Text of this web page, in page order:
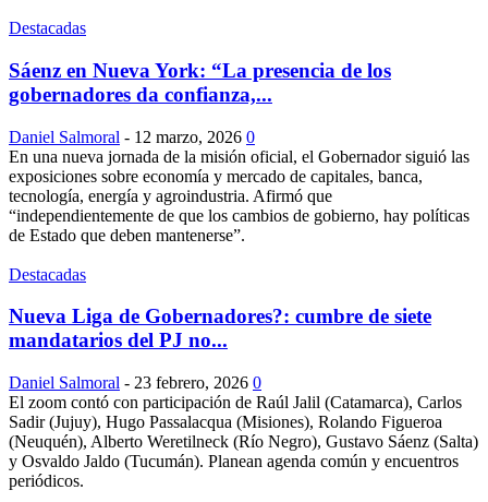
Destacadas
Sáenz en Nueva York: “La presencia de los
gobernadores da confianza,...
Daniel Salmoral - 12 marzo, 2026 0
En una nueva jornada de la misión oficial, el Gobernador siguió las
exposiciones sobre economía y mercado de capitales, banca,
tecnología, energía y agroindustria. Afirmó que
“independientemente de que los cambios de gobierno, hay políticas
de Estado que deben mantenerse”.
Destacadas
Nueva Liga de Gobernadores?: cumbre de siete
mandatarios del PJ no...
Daniel Salmoral - 23 febrero, 2026 0
El zoom contó con participación de Raúl Jalil (Catamarca), Carlos
Sadir (Jujuy), Hugo Passalacqua (Misiones), Rolando Figueroa
(Neuquén), Alberto Weretilneck (Río Negro), Gustavo Sáenz (Salta)
y Osvaldo Jaldo (Tucumán). Planean agenda común y encuentros
periódicos.